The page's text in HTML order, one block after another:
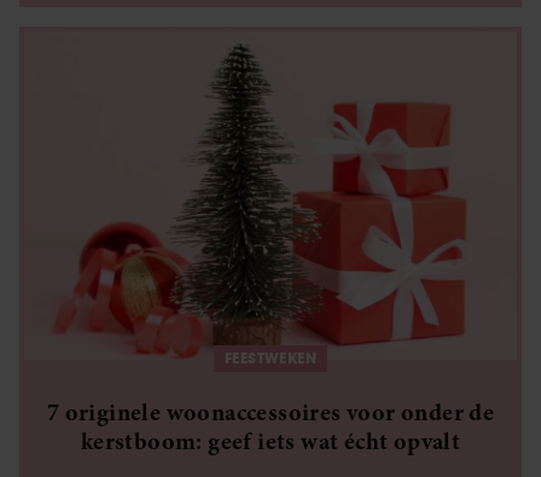
FEESTWEKEN
7 originele woonaccessoires voor onder de
kerstboom: geef iets wat écht opvalt